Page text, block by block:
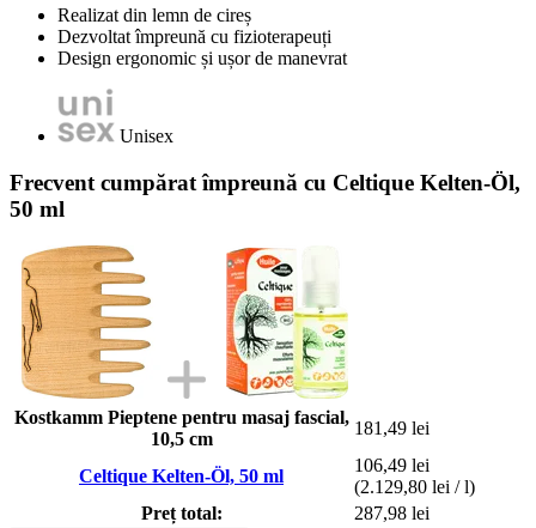
Realizat din lemn de cireș
Dezvoltat împreună cu fizioterapeuți
Design ergonomic și ușor de manevrat
Unisex
Frecvent cumpărat împreună cu Celtique Kelten-Öl,
50 ml
Kostkamm Pieptene pentru masaj fascial,
10,5 cm
181,49 lei
Celtique Kelten-Öl, 50 ml
106,49 lei
(2.129,80 lei / l)
Preț total:
287,98 lei